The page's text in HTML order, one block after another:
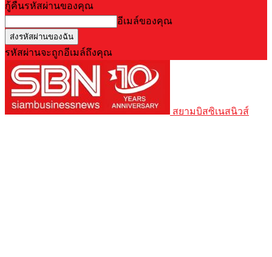
กู้คืนรหัสผ่านของคุณ
อีเมล์ของคุณ
รหัสผ่านจะถูกอีเมล์ถึงคุณ
สยามบิสซิเนสนิวส์